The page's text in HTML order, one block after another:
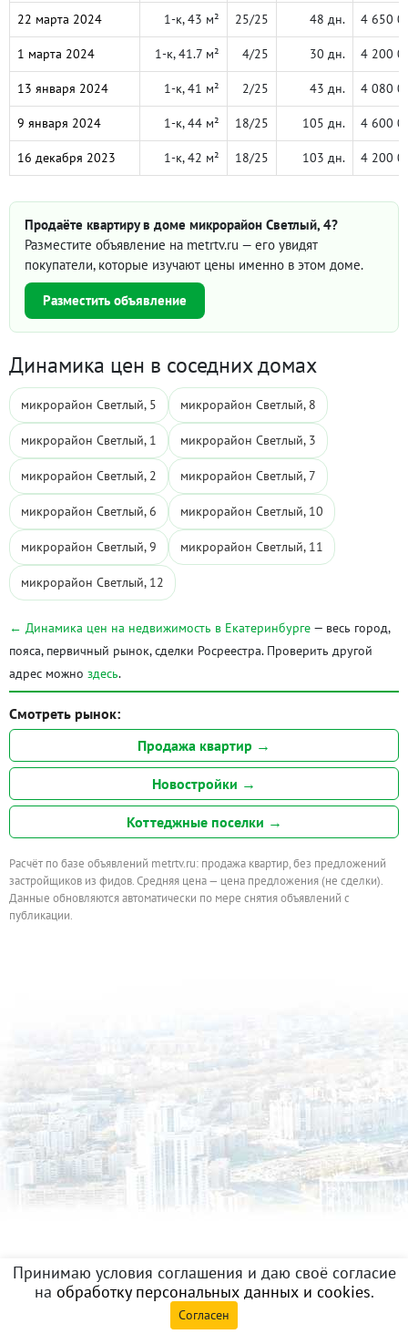
22 марта 2024 1-к, 43 м² 25/25 48 дн. 4 650
1 марта 2024 1-к, 41.7 м² 4/25 30 дн. 4 200
13 января 2024 1-к, 41 м² 2/25 43 дн. 4 080
9 января 2024 1-к, 44 м² 18/25 105 дн. 4 600
16 декабря 2023 1-к, 42 м² 18/25 103 дн. 4 200
Продаёте квартиру в доме микрорайон Светлый, 4?
Разместите объявление на metrtv.ru — его увидят
покупатели, которые изучают цены именно в этом доме.
Разместить объявление
Динамика цен в соседних домах
микрорайон Светлый, 5 микрорайон Светлый, 8
микрорайон Светлый, 1 микрорайон Светлый, 3
микрорайон Светлый, 2 микрорайон Светлый, 7
микрорайон Светлый, 6 микрорайон Светлый, 10
микрорайон Светлый, 9 микрорайон Светлый, 11
микрорайон Светлый, 12
← Динамика цен на недвижимость в Екатеринбурге — весь город,
пояса, первичный рынок, сделки Росреестра. Проверить другой
адрес можно здесь.
Смотреть рынок:
Продажа квартир →
Новостройки →
Коттеджные поселки →
Расчёт по базе объявлений metrtv.ru: продажа квартир, без предложений
застройщиков из фидов. Средняя цена — цена предложения (не сделки).
Данные обновляются автоматически по мере снятия объявлений с
публикации.
Принимаю условия соглашения и даю своё согласие
на обработку персональных данных и cookies.
Согласен